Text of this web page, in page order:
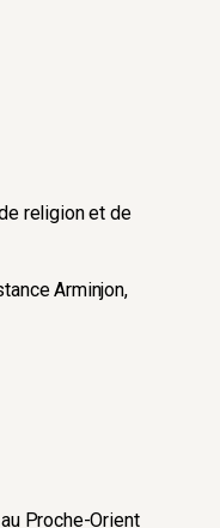
religion et de
Arminjon,
Proche-Orient